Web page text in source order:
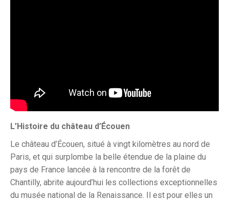
L’Histoire du château d’Écouen
Le château d’Écouen, situé à vingt kilomètres au nord de
Paris, et qui surplombe la belle étendue de la plaine du
pays de France lancée à la rencontre de la forêt de
Chantilly, abrite aujourd’hui les collections exceptionnelles
du musée national de la Renaissance. Il est pour elles un